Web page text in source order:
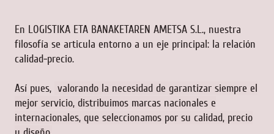
En LOGISTIKA ETA BANAKETAREN AMETSA S.L., nuestra
filosofía se articula entorno a un eje principal: la relación
calidad-precio.
Así pues, valorando la necesidad de garantizar siempre el
mejor servicio, distribuimos marcas nacionales e
internacionales, que seleccionamos por su calidad, precio